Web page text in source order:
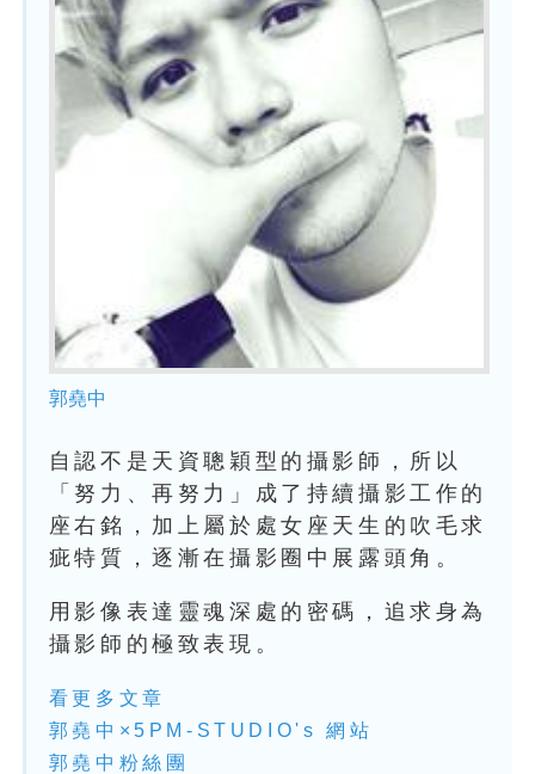
郭堯中
自認不是天資聰穎型的攝影師，所以
「努力、再努力」成了持續攝影工作的
座右銘，加上屬於處女座天生的吹毛求
疵特質，逐漸在攝影圈中展露頭角。
用影像表達靈魂深處的密碼，追求身為
攝影師的極致表現。
看更多文章
郭堯中×5PM-STUDIO's 網站
郭堯中粉絲團